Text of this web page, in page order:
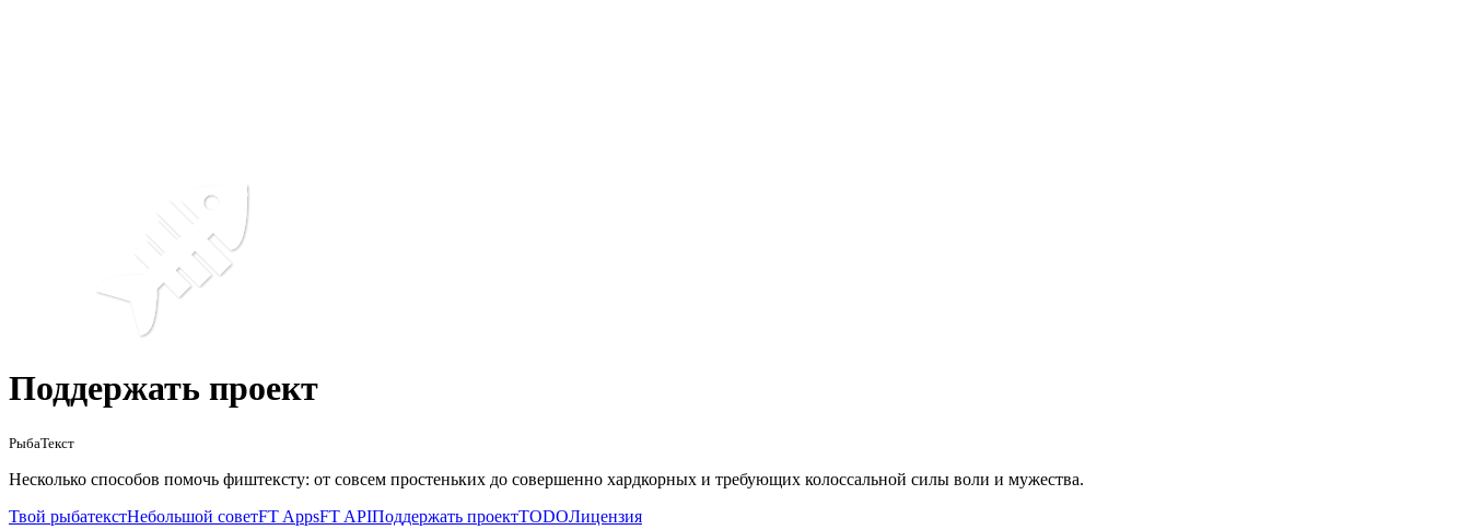
Поддержать проект
РыбаТекст
Несколько способов помочь фиштексту: от совсем простеньких до совершенно хардкорных и требующих колоссальной силы воли и мужества.
Твой рыбатекстНебольшой советFT AppsFT APIПоддержать проектTODOЛицензия